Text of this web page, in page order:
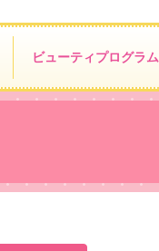
ビューティプログラム